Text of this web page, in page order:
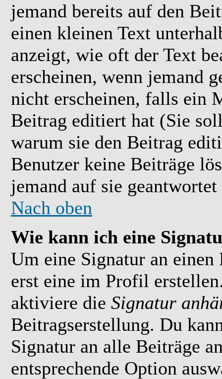
jemand bereits auf den
einen kleinen Text
anzeigt, wie oft der Text
erscheinen, wenn jemand
nicht erscheinen, falls ein
Beitrag editiert hat (Sie
warum sie den Beitrag
Benutzer keine Beiträge
jemand auf sie geantwortet
Nach oben
Wie kann ich eine
Um eine Signatur an einen
erst eine im Profil
aktiviere die Signatur
Beitragserstellung. Du
Signatur an alle Beiträge
entsprechende Option